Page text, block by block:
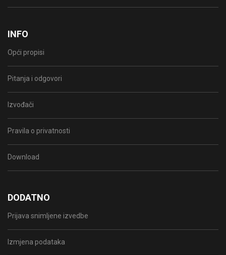
INFO
Opći propisi
Pitanja i odgovori
Izvođači
Pravila o privatnosti
Download
DODATNO
Prijava snimljene izvedbe
Izmjena podataka